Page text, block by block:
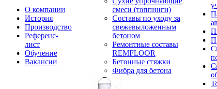
О компании
История
Производство
Референс-
лист
Обучение
Вакансии
смеси (топпинги)
Составы по уходу за
свежевыложенным
бетоном
Ремонтные составы
REMFLOOR
Бетонные стяжки
Фибра для бетона